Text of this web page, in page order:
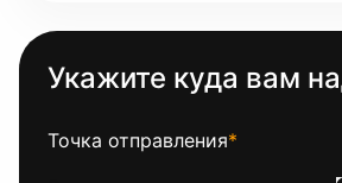
Укажите куда вам
Точка отправления*